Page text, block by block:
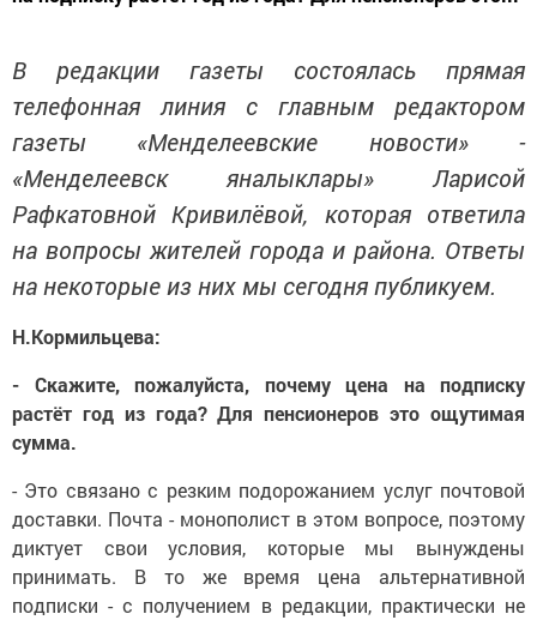
В редакции газеты состоялась прямая
телефонная линия с главным редактором
газеты «Менделеевские новости» -
«Менделеевск яналыклары» Ларисой
Рафкатовной Кривилёвой, которая ответила
на вопросы жителей города и района. Ответы
на некоторые из них мы сегодня публикуем.
Н.Кормильцева:
- Скажите, пожалуйста, почему цена на подписку
растёт год из года? Для пенсионеров это ощутимая
сумма.
- Это связано с резким подорожанием услуг почтовой
доставки. Почта - монополист в этом вопросе, поэтому
диктует свои условия, которые мы вынуждены
принимать. В то же время цена альтернативной
подписки - с получением в редакции, практически не